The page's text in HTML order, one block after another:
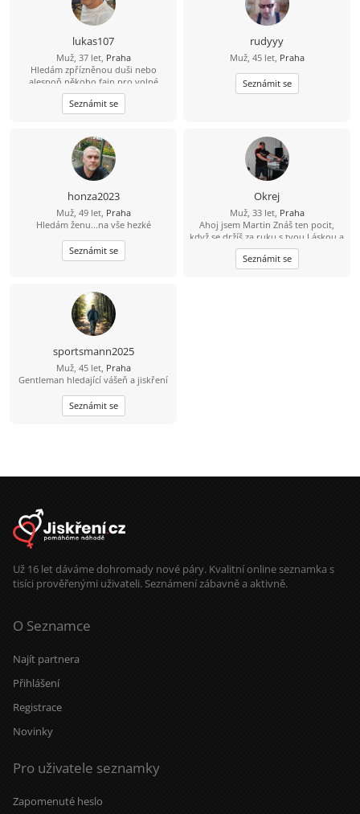
lukas107
Muž, 37 let, Praha
Hledám zpřízněnou duši nebo
alespoň někoho fajn pro volné
chvíle. ????
Seznámit se
rudyyy
Muž, 45 let, Praha
Seznámit se
honza2023
Muž, 49 let, Praha
Hledám ženu...na vše hezké
Seznámit se
Okrej
Muž, 33 let, Praha
Ahoj jsem Martin Znáš ten pocit,
když se držíš za ruku s tvou Láskou a
čas jakoby neexistoval? Jsem 23 let,
sympatický, svobodný, muž se
smyslem pro humor a životem
Seznámit se
sportsmann2025
Muž, 45 let, Praha
Gentleman hledající vášeň a jiskření
Seznámit se
Už 16 let dáváme dohromady nové páry. Kvalitní online seznamka s
tisíci prověřenými uživateli. Seznámení zábavně a aktivně.
O Seznamce
Najít partnera
Přihlášení
Registrace
Novinky
Pro uživatele seznamky
Zapomenuté heslo